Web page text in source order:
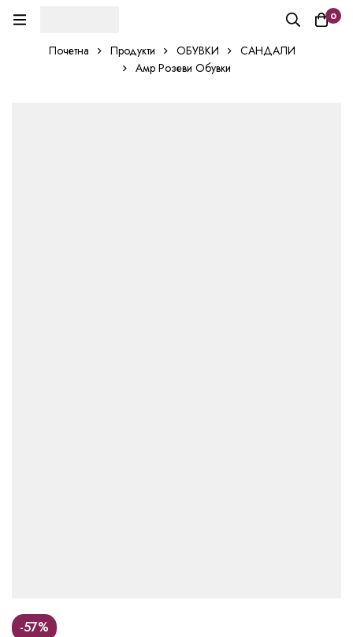
0
Почетна Продукти ОБУВКИ
САНДАЛИ
Амр Розеви Обувки
-57%